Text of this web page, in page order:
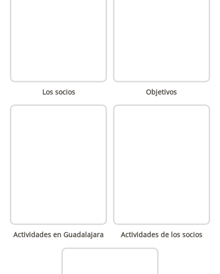
Los socios Objetivos
Actividades en Guadalajara Actividades de los socios